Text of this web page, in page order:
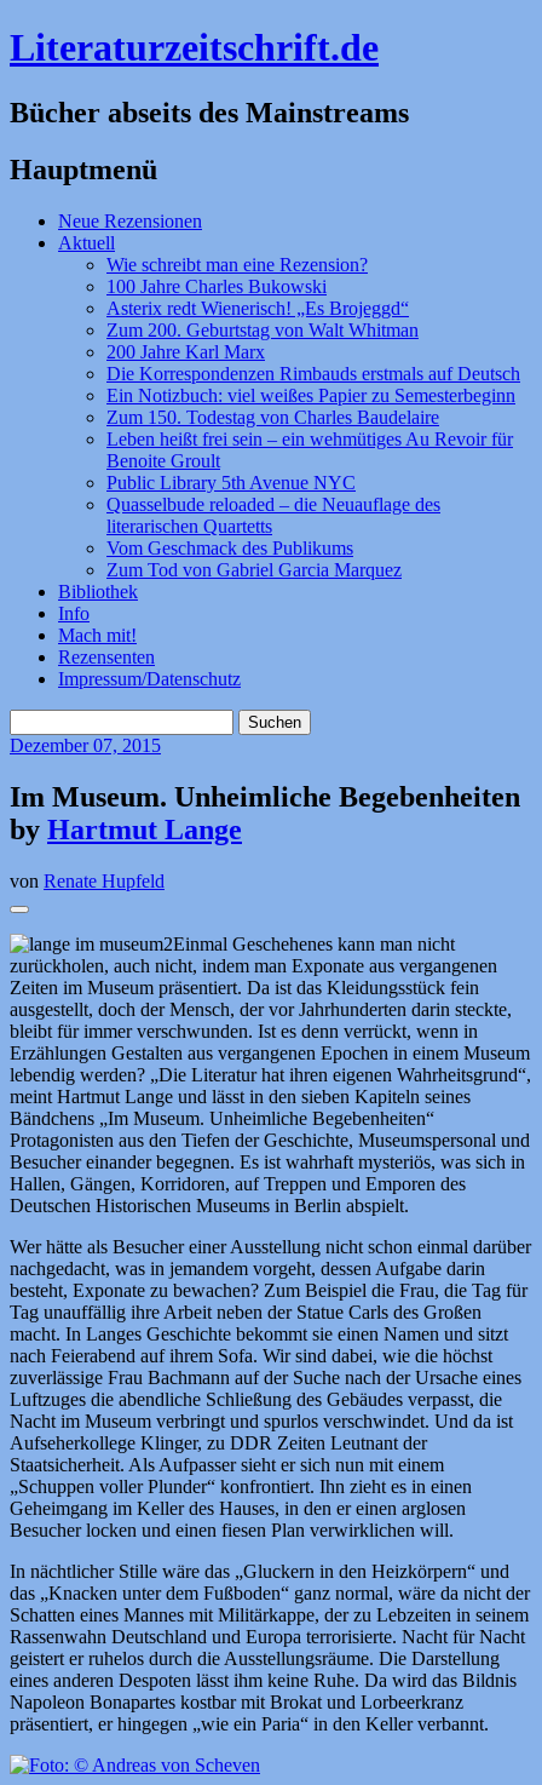
Literaturzeitschrift.de
Bücher abseits des Mainstreams
Hauptmenü
Zum
Inhalt
Neue Rezensionen
Aktuell
Wie schreibt man eine Rezension?
100 Jahre Charles Bukowski
Asterix redt Wienerisch! „Es Brojeggd“
Zum 200. Geburtstag von Walt Whitman
200 Jahre Karl Marx
Die Korrespondenzen Rimbauds erstmals auf Deutsch
Ein Notizbuch: viel weißes Papier zu Semesterbeginn
Zum 150. Todestag von Charles Baudelaire
Leben heißt frei sein – ein wehmütiges Au Revoir für
Benoite Groult
Public Library 5th Avenue NYC
Quasselbude reloaded – die Neuauflage des
literarischen Quartetts
Vom Geschmack des Publikums
Zum Tod von Gabriel Garcia Marquez
Bibliothek
Info
Mach mit!
Rezensenten
Impressum/Datenschutz
nach:
Dezember07, 2015
Im Museum. Unheimliche Begebenheiten
by Hartmut Lange
von Renate Hupfeld
Einmal Geschehenes kann man nicht
zurückholen, auch nicht, indem man Exponate aus vergangenen
Zeiten im Museum präsentiert. Da ist das Kleidungsstück fein
ausgestellt, doch der Mensch, der vor Jahrhunderten darin steckte,
bleibt für immer verschwunden. Ist es denn verrückt, wenn in
Erzählungen Gestalten aus vergangenen Epochen in einem Museum
lebendig werden? „Die Literatur hat ihren eigenen Wahrheitsgrund“,
meint Hartmut Lange und lässt in den sieben Kapiteln seines
Bändchens „Im Museum. Unheimliche Begebenheiten“
Protagonisten aus den Tiefen der Geschichte, Museumspersonal und
Besucher einander begegnen. Es ist wahrhaft mysteriös, was sich in
Hallen, Gängen, Korridoren, auf Treppen und Emporen des
Deutschen Historischen Museums in Berlin abspielt.
Wer hätte als Besucher einer Ausstellung nicht schon einmal darüber
nachgedacht, was in jemandem vorgeht, dessen Aufgabe darin
besteht, Exponate zu bewachen? Zum Beispiel die Frau, die Tag für
Tag unauffällig ihre Arbeit neben der Statue Carls des Großen
macht. In Langes Geschichte bekommt sie einen Namen und sitzt
nach Feierabend auf ihrem Sofa. Wir sind dabei, wie die höchst
zuverlässige Frau Bachmann auf der Suche nach der Ursache eines
Luftzuges die abendliche Schließung des Gebäudes verpasst, die
Nacht im Museum verbringt und spurlos verschwindet. Und da ist
Aufseherkollege Klinger, zu DDR Zeiten Leutnant der
Staatsicherheit. Als Aufpasser sieht er sich nun mit einem
„Schuppen voller Plunder“ konfrontiert. Ihn zieht es in einen
Geheimgang im Keller des Hauses, in den er einen arglosen
Besucher locken und einen fiesen Plan verwirklichen will.
In nächtlicher Stille wäre das „Gluckern in den Heizkörpern“ und
das „Knacken unter dem Fußboden“ ganz normal, wäre da nicht der
Schatten eines Mannes mit Militärkappe, der zu Lebzeiten in seinem
Rassenwahn Deutschland und Europa terrorisierte. Nacht für Nacht
geistert er ruhelos durch die Ausstellungsräume. Die Darstellung
eines anderen Despoten lässt ihm keine Ruhe. Da wird das Bildnis
Napoleon Bonapartes kostbar mit Brokat und Lorbeerkranz
präsentiert, er hingegen „wie ein Paria“ in den Keller verbannt.